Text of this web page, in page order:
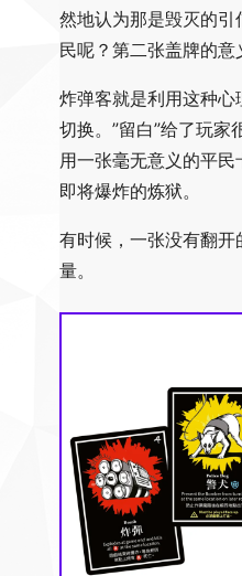
然地认为那是毁灭的
民呢？第二张盖牌的意
炸弹客就是利用这种
切换。”留白”给了玩家
用一张毫无意义的平
即将爆炸的炼狱。
有时候，一张没有翻
量。